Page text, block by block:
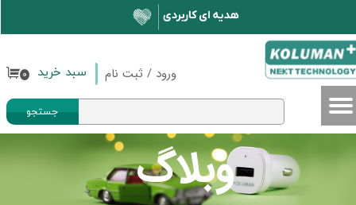
ورود / ثبت نام
حساب کاربری من
تغییر گذر واژه
سفارشات
خروج از حساب کاربری
جستجو
۰ سبد خرید
وبلاگ